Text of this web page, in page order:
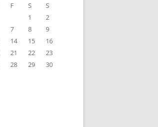
F S
S
1
2
7 8
9
14 15
16
21 22
23
28 29
30